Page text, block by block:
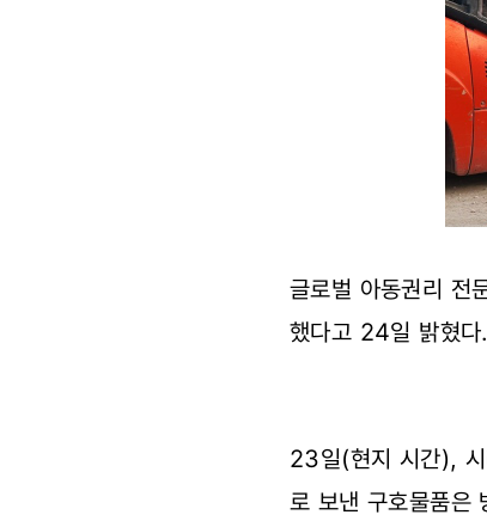
글로벌 아동권리 전
했다고 24일 밝혔다.
23일(현지 시간), 시
로 보낸 구호물품은